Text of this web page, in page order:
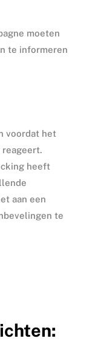
moeten
te informeren
voordat het
reageert.
heeft
aan een
te